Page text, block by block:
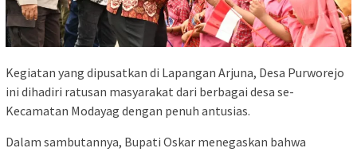
Kegiatan yang dipusatkan di Lapangan Arjuna, Desa Purworejo
ini dihadiri ratusan masyarakat dari berbagai desa se-
Kecamatan Modayag dengan penuh antusias.
Dalam sambutannya, Bupati Oskar menegaskan bahwa